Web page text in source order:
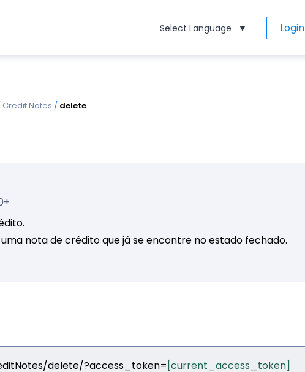
Select Language ▼ Login
Credit Notes / delete
nota de crédito que já se encontre no estado fechado.
delete/?access_token= [current_access_token]